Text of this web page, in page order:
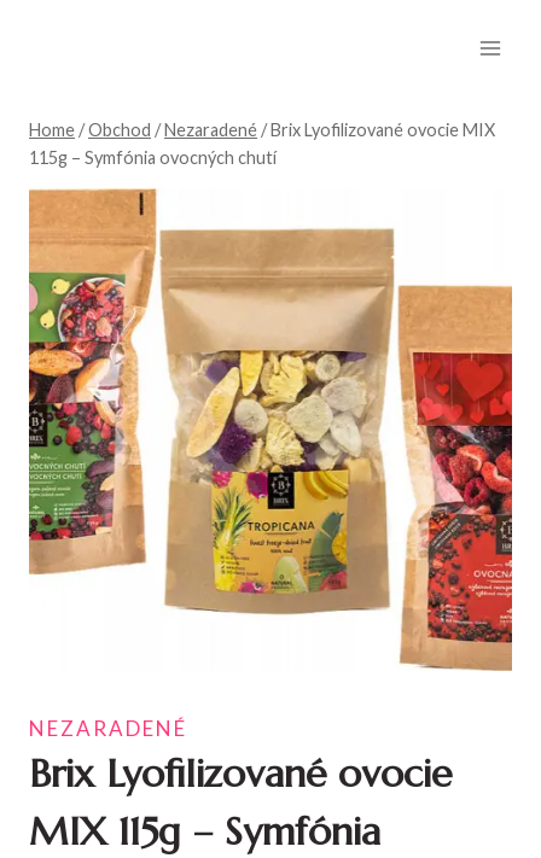
Home /Obchod /Nezaradené /Brix Lyofilizované ovocie MIX
115g – Symfónia ovocných chutí
NEZARADENÉ
Brix Lyofilizované ovocie
MIX 115g – Symfónia